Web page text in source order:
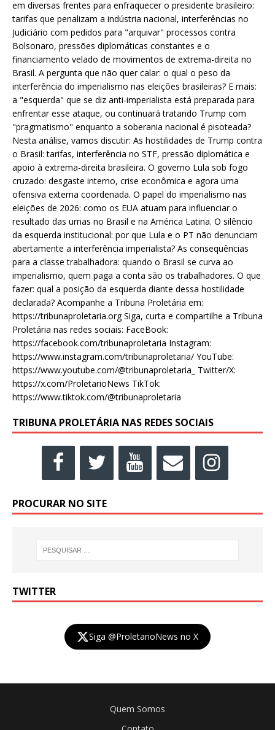
em diversas frentes para enfraquecer o presidente brasileiro:
tarifas que penalizam a indústria nacional, interferências no
Judiciário com pedidos para "arquivar" processos contra
Bolsonaro, pressões diplomáticas constantes e o
financiamento velado de movimentos de extrema-direita no
Brasil. A pergunta que não quer calar: o qual o peso da
interferência do imperialismo nas eleições brasileiras? E mais:
a "esquerda" que se diz anti-imperialista está preparada para
enfrentar esse ataque, ou continuará tratando Trump com
"pragmatismo" enquanto a soberania nacional é pisoteada?
Nesta análise, vamos discutir: As hostilidades de Trump contra
o Brasil: tarifas, interferência no STF, pressão diplomática e
apoio à extrema-direita brasileira. O governo Lula sob fogo
cruzado: desgaste interno, crise econômica e agora uma
ofensiva externa coordenada. O papel do imperialismo nas
eleições de 2026: como os EUA atuam para influenciar o
resultado das urnas no Brasil e na América Latina. O silêncio
da esquerda institucional: por que Lula e o PT não denunciam
abertamente a interferência imperialista? As consequências
para a classe trabalhadora: quando o Brasil se curva ao
imperialismo, quem paga a conta são os trabalhadores. O que
fazer: qual a posição da esquerda diante dessa hostilidade
declarada? Acompanhe a Tribuna Proletária em:
https://tribunaproletaria.org Siga, curta e compartilhe a Tribuna
Proletária nas redes sociais: FaceBook:
https://facebook.com/tribunaproletaria Instagram:
https://www.instagram.com/tribunaproletaria/ YouTube:
https://www.youtube.com/@tribunaproletaria_ Twitter/X:
https://x.com/ProletarioNews TikTok:
https://www.tiktok.com/@tribunaproletaria
TRIBUNA PROLETÁRIA NAS REDES SOCIAIS
PROCURAR NO SITE
TWITTER
Siga @ProletarioNews no X
Quem Somos